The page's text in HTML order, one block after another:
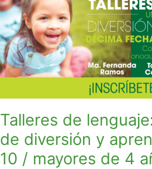
Talleres de
de diversión y
10 / mayores de 4
un
espacio
de
diversión
y
aprendizaje
mayores
de
4